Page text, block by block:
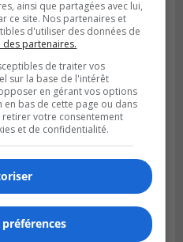
vont participer
l’hôpital Charles-
ainsi que partagées avec lui,
ce site. Nos partenaires et
d'utiliser des données de
des partenaires.
de traiter vos
sur la base de l'intérêt
en gérant vos options
en bas de cette page ou dans
votre consentement
et de confidentialité.